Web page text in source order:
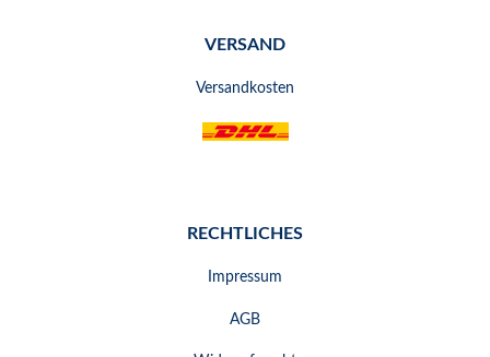
VERSAND
Versandkosten
RECHTLICHES
Impressum
AGB